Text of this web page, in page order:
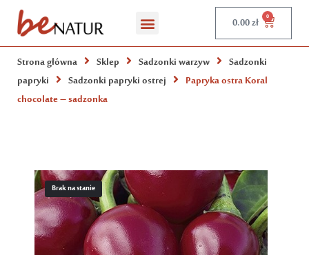
0.00zł 0
Strona główna Sklep Sadzonki warzyw
Sadzonki
papryki
Sadzonki papryki ostrej
Papryka ostra Koral
chocolate – sadzonka
Brak na stanie